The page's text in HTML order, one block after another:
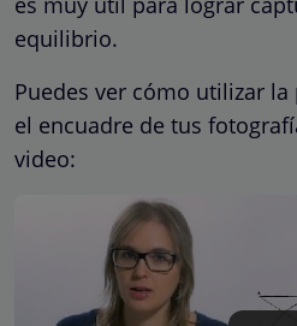
equilibrio.
Puedes ver cómo utilizar
el encuadre de tus
video: